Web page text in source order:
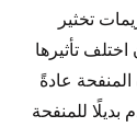
تخثير
تأثيرها
المنفحة عادةً
للمنفحة